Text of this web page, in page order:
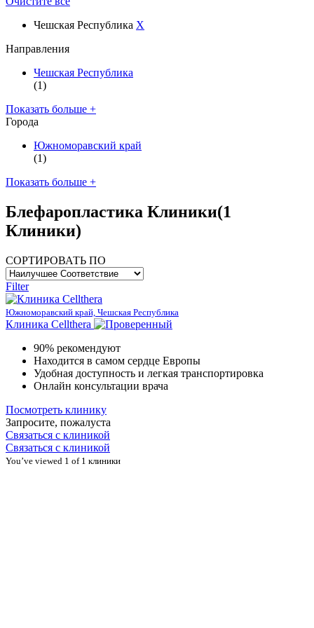
Чешская Республика X
Направления
Чешская Республика
(1)
Показать больше +
Города
Южноморавский край
(1)
Показать больше +
Блефаропластика Клиники(1
Клиники)
СОРТИРОВАТЬ ПО
Filter
Южноморавский край, Чешская Республика
Клиника Cellthera
90% рекомендуют
Находится в самом сердце Европы
Удобная доступность и легкая транспортировка
Онлайн консультации врача
Посмотреть клинику
Запросите, пожалуста
Связаться с клиникой
Связаться с клиникой
You’ve viewed 1 of 1 клиники